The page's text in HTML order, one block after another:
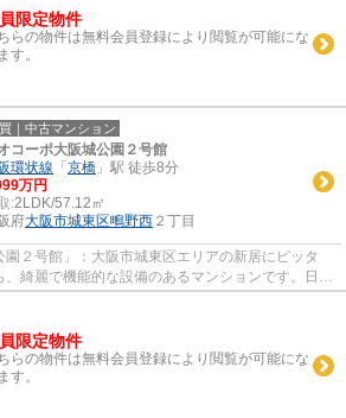
限定物件
らの物件は無料会員登録により閲覧が可能にな
す。
｜中古マンション
コーポ大阪城公園２号館
環状線 「 京橋 」駅 徒歩8分
万円
:2LDK/57.12㎡
府大阪市城東区鴫野西 ２丁目
園２号館」：大阪市城東区エリアの新居にピッタ
、綺麗で機能的な設備のあるマンションです。日中
きの物件はいかがで...
限定物件
らの物件は無料会員登録により閲覧が可能にな
す。